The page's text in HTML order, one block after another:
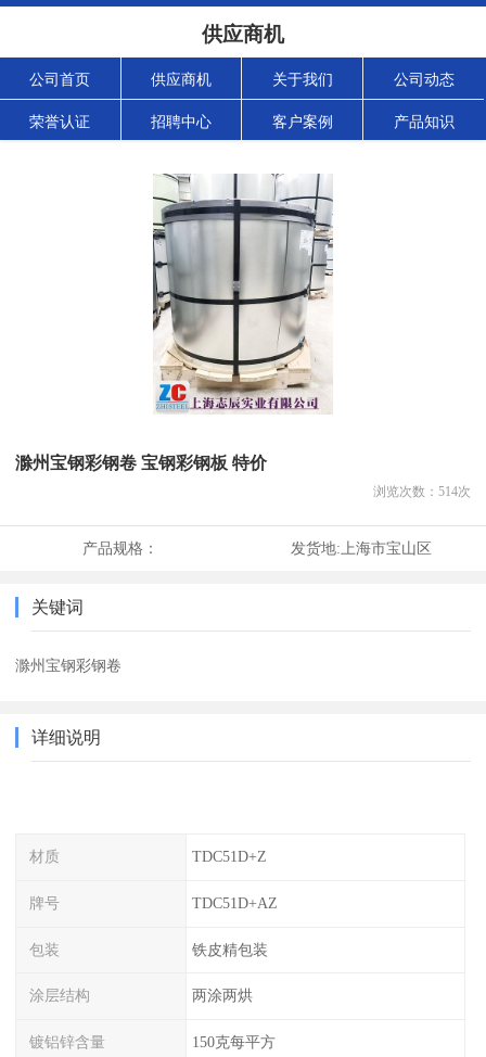
供应商机
公司首页 供应商机 关于我们 公司动态
荣誉认证 招聘中心 客户案例 产品知识
滁州宝钢彩钢卷 宝钢彩钢板 特价
浏览次数： 514次
产品规格： 发货地: 上海市宝山区
关键词
滁州宝钢彩钢卷
详细说明
材质 TDC51D+Z
牌号 TDC51D+AZ
包装 铁皮精包装
涂层结构 两涂两烘
镀铝锌含量 150克每平方